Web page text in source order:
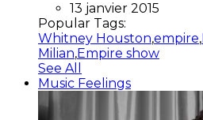
13 janvier 2015
Popular Tags:
Whitney Houston,empire,
Milian,Empire show
See All
Music Feelings